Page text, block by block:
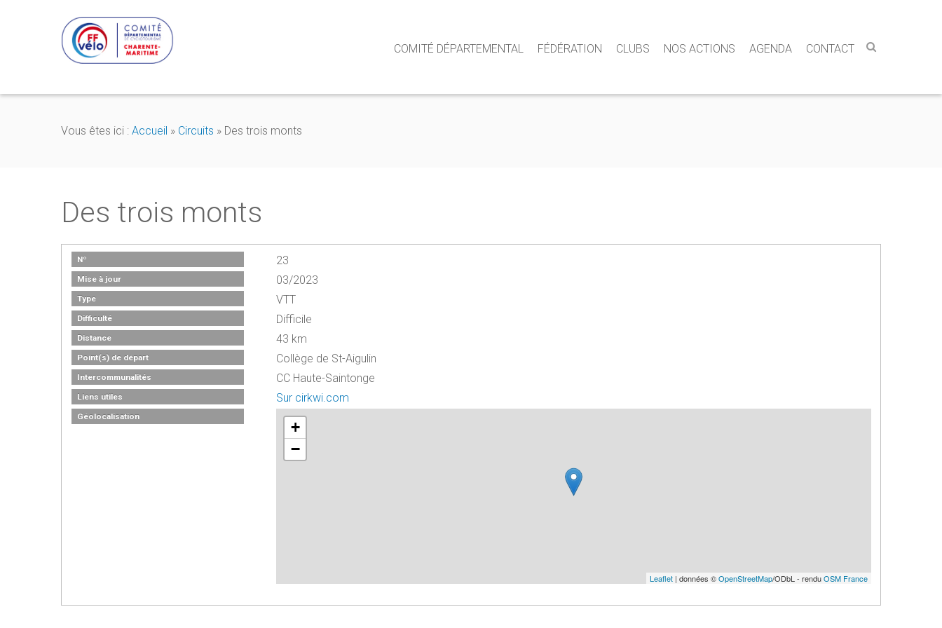
COMITÉ DÉPARTEMENTAL FÉDÉRATION CLUBS NOS ACTIONS AGENDA CONTACT
Vous êtes ici : Accueil » Circuits » Des trois monts
Des trois monts
Nº 23
Mise à jour 03/2023
Type VTT
Difficulté Difficile
Distance 43 km
Point(s) de départ Collège de St-Aigulin
Intercommunalités CC Haute-Saintonge
Liens utiles Sur cirkwi.com
Géolocalisation
+
−
Leaflet | données ©OpenStreetMap/ODbL - renduOSM France